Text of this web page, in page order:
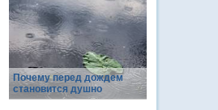
Почему перед дождем
становится душно